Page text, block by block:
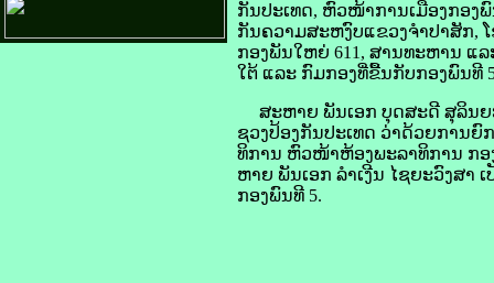
ກັນປະເທດ, ຫົວໜ້າການເມືອງກອງ
ກັນຄວາມສະຫງົບແຂວງຈຳປາສັກ, ໂ
ກອງພັນໃຫຍ່ 611, ສານທະຫານ ແ
ໃຕ້ ແລະ ກົມກອງທີ່ຂື້ນກັບກອງພົນທີ
ສະຫາຍ ພັນເອກ ບຸດສະດີ ສຸລິນຍ
ຊວງປ້ອງກັນປະເທດ ວ່າດ້ວຍການ
ທິການ ຫົວໜ້າຫ້ອງພະລາທິການ ກອ
ຫາຍ ພັນເອກ ລຳເງີນ ໄຊຍະວົງສ
ກອງພົນທີ 5.